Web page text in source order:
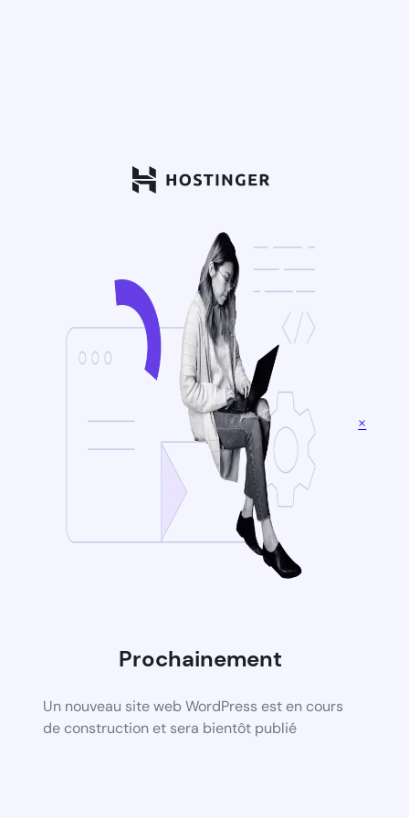
Prochainement
Un nouveau site web WordPress est en cours
de construction et sera bientôt publié
×